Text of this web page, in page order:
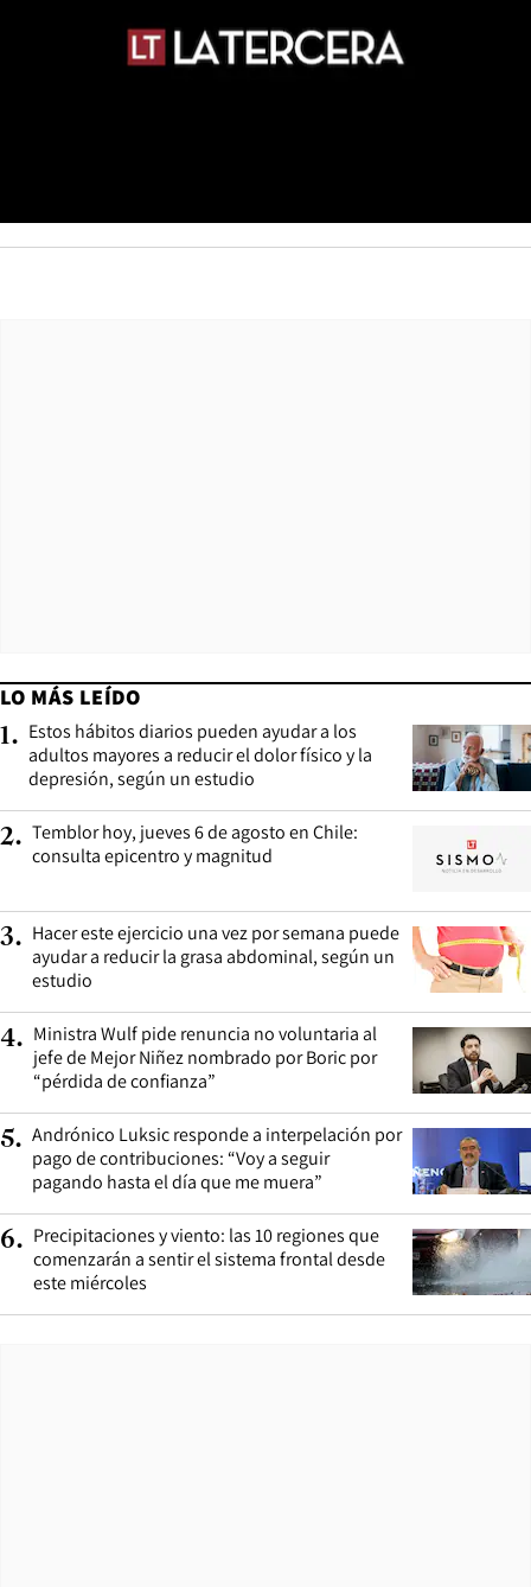
LO MÁS LEÍDO
1. Estos hábitos diarios pueden ayudar a los
adultos mayores a reducir el dolor físico y la
depresión, según un estudio
2. Temblor hoy, jueves 6 de agosto en Chile:
consulta epicentro y magnitud
3. Hacer este ejercicio una vez por semana puede
ayudar a reducir la grasa abdominal, según un
estudio
4. Ministra Wulf pide renuncia no voluntaria al
jefe de Mejor Niñez nombrado por Boric por
“pérdida de confianza”
5. Andrónico Luksic responde a interpelación por
pago de contribuciones: “Voy a seguir
pagando hasta el día que me muera”
6. Precipitaciones y viento: las 10 regiones que
comenzarán a sentir el sistema frontal desde
este miércoles